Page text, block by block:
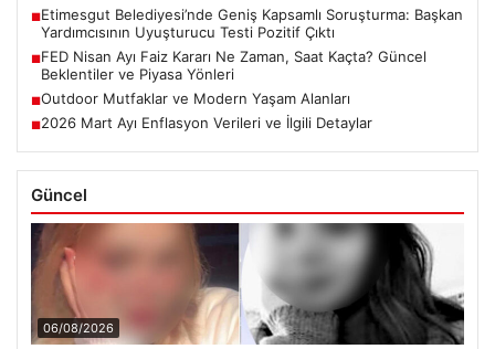
■Etimesgut Belediyesi’nde Geniş Kapsamlı Soruşturma: Başkan
Yardımcısının Uyuşturucu Testi Pozitif Çıktı
■FED Nisan Ayı Faiz Kararı Ne Zaman, Saat Kaçta? Güncel
Beklentiler ve Piyasa Yönleri
■Outdoor Mutfaklar ve Modern Yaşam Alanları
■2026 Mart Ayı Enflasyon Verileri ve İlgili Detaylar
Güncel
06/08/2026